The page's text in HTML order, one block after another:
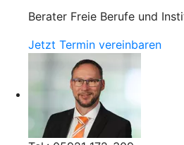
Berater Freie Berufe und
Jetzt Termin vereinbaren